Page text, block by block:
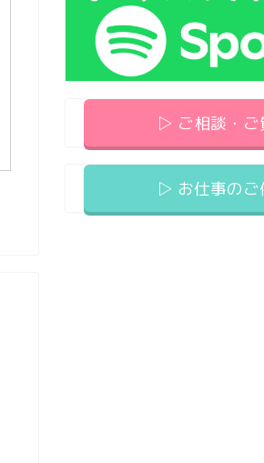
▷ ご相談・ご
▷ お仕事のご